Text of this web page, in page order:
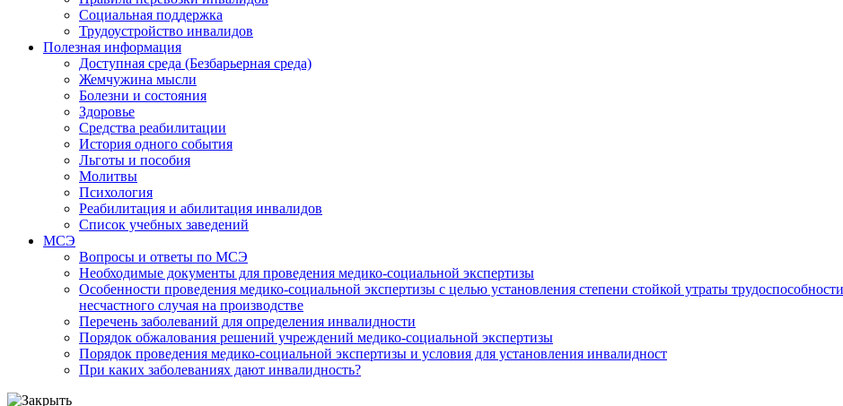
Социальная поддержка
Трудоустройство инвалидов
Полезная информация
Доступная среда (Безбарьерная среда)
Жемчужина мысли
Болезни и состояния
Здоровье
Средства реабилитации
История одного события
Льготы и пособия
Молитвы
Психология
Реабилитация и абилитация инвалидов
Список учебных заведений
МСЭ
Вопросы и ответы по МСЭ
Необходимые документы для проведения медико-социальной экспертизы
Особенности проведения медико-социальной экспертизы с целью установления степени стойкой утраты
несчастного случая на производстве
Перечень заболеваний для определения инвалидности
Порядок обжалования решений учреждений медико-социальной экспертизы
Порядок проведения медико-социальной экспертизы и условия для установления инвалидност
При каких заболеваниях дают инвалидность?